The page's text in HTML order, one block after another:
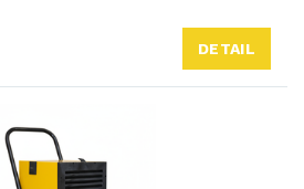
DETAIL